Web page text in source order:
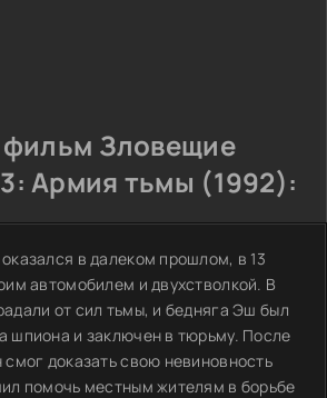
Зловещие
Армия тьмы (1992):
в далеком прошлом, в 13
автомобилем и двухстволкой. В
от сил тьмы, и бедняга Эш был
шпиона и заключен в тюрьму. После
смог доказать свою невиновность
помочь местным жителям в борьбе